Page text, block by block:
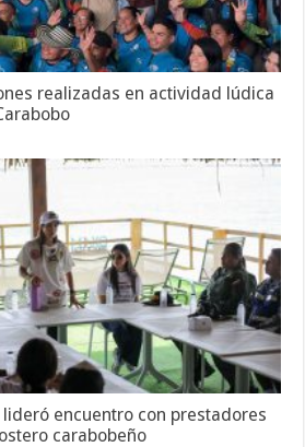
realizadas en actividad lúdica
encuentro con prestadores
carabobeño